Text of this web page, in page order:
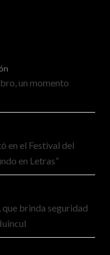
un momento
en el Festival del
en Letras”
brinda seguridad